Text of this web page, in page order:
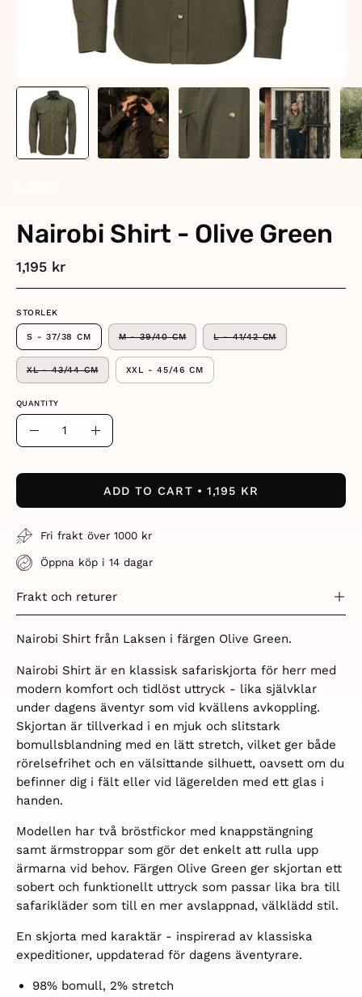
Nairobi Shirt - Olive Green
1,195 kr
STORLEK
S - 37/38 CM M - 39/40 CM L - 41/42 CM
XL - 43/44 CM XXL - 45/46 CM
QUANTITY
Quantity
Decrease Increase
ADD TO CART 1,195 KR
Fri frakt över 1000 kr
Öppna köp i 14 dagar
Frakt och returer
Nairobi Shirt från Laksen i färgen Olive Green.
Nairobi Shirt är en klassisk safariskjorta för herr med
modern komfort och tidlöst uttryck - lika självklar
under dagens äventyr som vid kvällens avkoppling.
Skjortan är tillverkad i en mjuk och slitstark
bomullsblandning med en lätt stretch, vilket ger både
rörelsefrihet och en välsittande silhuett, oavsett om du
befinner dig i fält eller vid lägerelden med ett glas i
handen.
Modellen har två bröstfickor med knappstängning
samt ärmstroppar som gör det enkelt att rulla upp
ärmarna vid behov. Färgen Olive Green ger skjortan ett
sobert och funktionellt uttryck som passar lika bra till
safarikläder som till en mer avslappnad, välklädd stil.
En skjorta med karaktär - inspirerad av klassiska
expeditioner, uppdaterad för dagens äventyrare.
98% bomull, 2% stretch